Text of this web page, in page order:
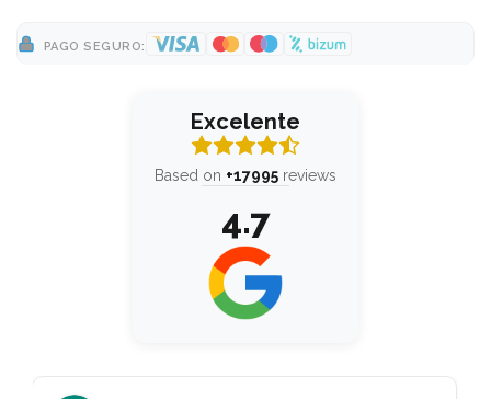
PAGO SEGURO:
Excelente
Based on +17995 reviews
4.7